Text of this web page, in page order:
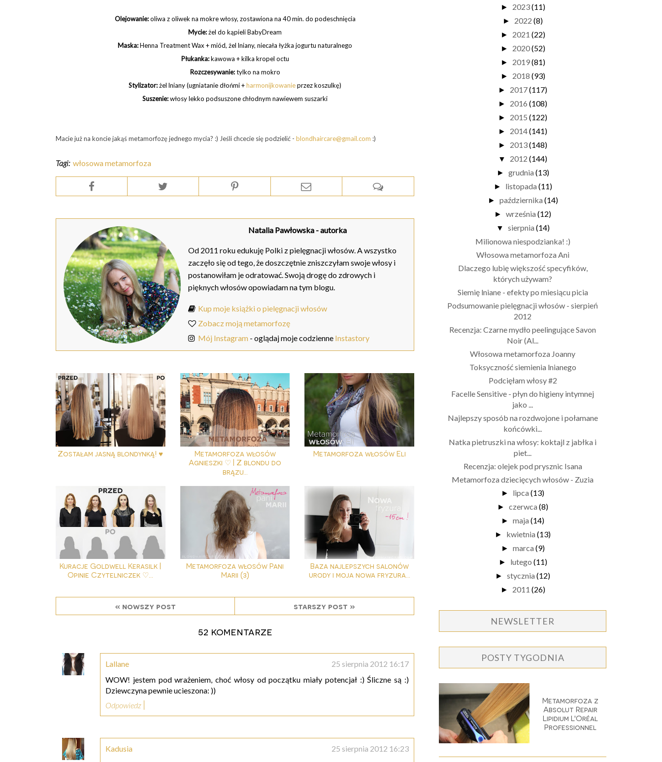
Olejowanie:oliwa z oliwek na mokre włosy, zostawiona na 40 min. do podeschnięcia
Mycie:żel do kąpieli BabyDream
Maska:Henna Treatment Wax + miód, żel lniany, niecała łyżka jogurtu naturalnego
Płukanka:kawowa + kilka kropel octu
Rozczesywanie:tylko na mokro
Stylizator:żel lniany (ugniatanie dłońmi +harmonijkowanieprzez koszulkę)
Suszenie:włosy lekko podsuszone chłodnym nawiewem suszarki
Macie już na koncie jakąś metamorfozę jednego mycia? :) Jeśli chcecie się podzielić - blondhaircare@gmail.com :)
Tagi: włosowa metamorfoza
Natalia Pawłowska- autorka
Od 2011 roku edukuję Polki z pielęgnacji włosów. A wszystko
zaczęło się od tego, że doszczętnie zniszczyłam swoje włosy i
postanowiłam je odratować. Swoją drogę do zdrowych i
pięknych włosów opowiadam na tym blogu.
Kup moje książki o pielęgnacji włosów
Zobacz moją metamorfozę
Mój Instagram - oglądaj moje codzienne Instastory
Zostałam jasną blondynką! ♥
Metamorfoza włosów
Agnieszki ♡ | Z blondu do
brązu...
Metamorfoza włosów Eli
Kuracje Goldwell Kerasilk |
Opinie Czytelniczek ♡...
Metamorfoza włosów Pani
Marii (3)
Baza najlepszych salonów
urody i moja nowa fryzura...
« nowszy post starszy post »
52 komentarze
Lallane
25 sierpnia 2012 16:17
WOW! jestem pod wrażeniem, choć włosy od początku miały potencjał :) Śliczne są :)
Dziewczyna pewnie ucieszona: ))
Odpowiedz
Kadusia
25 sierpnia 2012 16:23
► 2023(11)
► 2022 (8)
► 2021 (22)
► 2020(52)
► 2019(81)
► 2018 (93)
► 2017(117)
► 2016 (108)
► 2015 (122)
► 2014(141)
► 2013(148)
▼ 2012 (144)
► grudnia (13)
► listopada (11)
► października (14)
► września (12)
▼ sierpnia (14)
Milionowa niespodzianka! :)
Włosowa metamorfoza Ani
Dlaczego lubię większość specyfików,
których używam?
Siemię lniane - efekty po miesiącu picia
Podsumowanie pielęgnacji włosów - sierpień
2012
Recenzja: Czarne mydło peelingujące Savon
Noir (Al...
Włosowa metamorfoza Joanny
Toksyczność siemienia lnianego
Podcięłam włosy #2
Facelle Sensitive - płyn do higieny intymnej
jako ...
Najlepszy sposób na rozdwojone i połamane
końcówki...
Natka pietruszki na włosy: koktajl z jabłka i
piet...
Recenzja: olejek pod prysznic Isana
Metamorfoza dziecięcych włosów - Zuzia
► lipca (13)
► czerwca (8)
► maja (14)
► kwietnia (13)
► marca (9)
► lutego (11)
► stycznia (12)
► 2011 (26)
NEWSLETTER
POSTY TYGODNIA
Metamorfoza z
Absolut Repair
Lipidium L'Oréal
Professionnel